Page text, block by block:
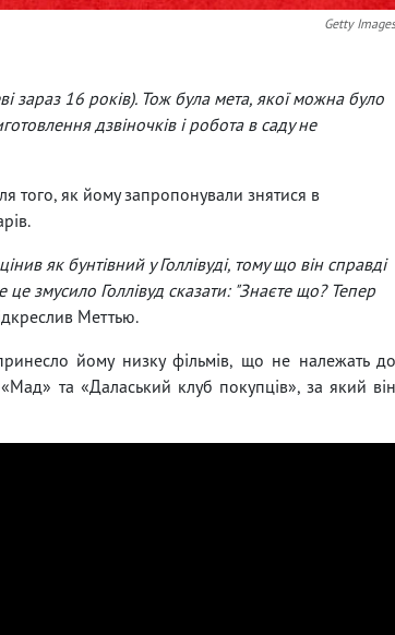
Getty Images
16 років). Тож була мета, якої можна було
дзвіночків і робота в саду не
того, як йому запропонували знятися в
як бунтівний у Голлівуді, тому що він справді
змусило Голлівуд сказати: "Знаєте що? Тепер
Меттью.
йому низку фільмів, що не належать до
та «Даласький клуб покупців», за який він